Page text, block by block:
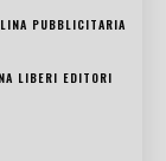
PUBBLICITARIA
LIBERI EDITORI